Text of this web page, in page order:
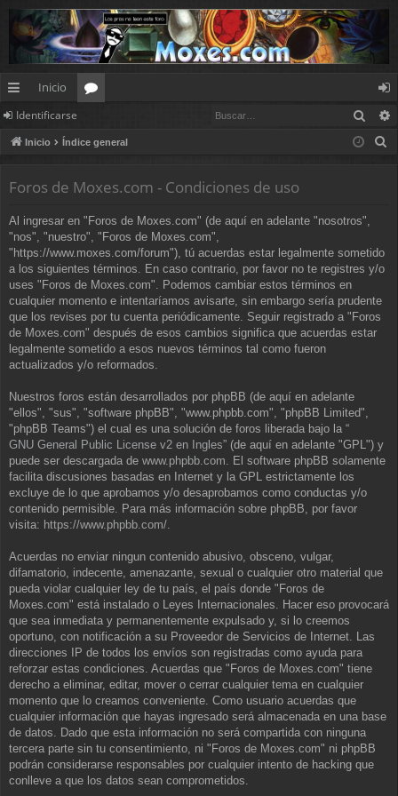
nl
ac
pi
d
os
Inicio
os
de
nt
Identificarse
Inicio Índice general
Foros de Moxes.com - Condiciones de uso
Al ingresar en "Foros de Moxes.com" (de aquí en adelante "nosotros",
"nos", "nuestro", "Foros de Moxes.com",
"https://www.moxes.com/forum"), tú acuerdas estar legalmente sometido
a los siguientes términos. En caso contrario, por favor no te registres y/o
uses "Foros de Moxes.com". Podemos cambiar estos términos en
cualquier momento e intentaríamos avisarte, sin embargo sería prudente
que los revises por tu cuenta periódicamente. Seguir registrado a "Foros
de Moxes.com" después de esos cambios significa que acuerdas estar
legalmente sometido a esos nuevos términos tal como fueron
actualizados y/o reformados.
Nuestros foros están desarrollados por phpBB (de aquí en adelante
"ellos", "sus", "software phpBB", "www.phpbb.com", "phpBB Limited",
"phpBB Teams") el cual es una solución de foros liberada bajo la “
GNU General Public License v2 en Ingles” (de aquí en adelante "GPL") y
puede ser descargada de www.phpbb.com . El software phpBB solamente
facilita discusiones basadas en Internet y la GPL estrictamente los
excluye de lo que aprobamos y/o desaprobamos como conductas y/o
contenido permisible. Para más información sobre phpBB, por favor
visita: https://www.phpbb.com/
Acuerdas no enviar ningun contenido abusivo, obsceno, vulgar,
difamatorio, indecente, amenazante, sexual o cualquier otro material que
pueda violar cualquier ley de tu país, el país donde "Foros de
Moxes.com" está instalado o Leyes Internacionales. Hacer eso provocará
que sea inmediata y permanentemente expulsado y, si lo creemos
oportuno, con notificación a su Proveedor de Servicios de Internet. Las
direcciones IP de todos los envíos son registradas como ayuda para
reforzar estas condiciones. Acuerdas que "Foros de Moxes.com" tiene
derecho a eliminar, editar, mover o cerrar cualquier tema en cualquier
momento que lo creamos conveniente. Como usuario acuerdas que
cualquier información que hayas ingresado será almacenada en una base
de datos. Dado que esta información no será compartida con ninguna
tercera parte sin tu consentimiento, ni "Foros de Moxes.com" ni phpBB
podrán considerarse responsables por cualquier intento de hacking que
conlleve a que los datos sean comprometidos.